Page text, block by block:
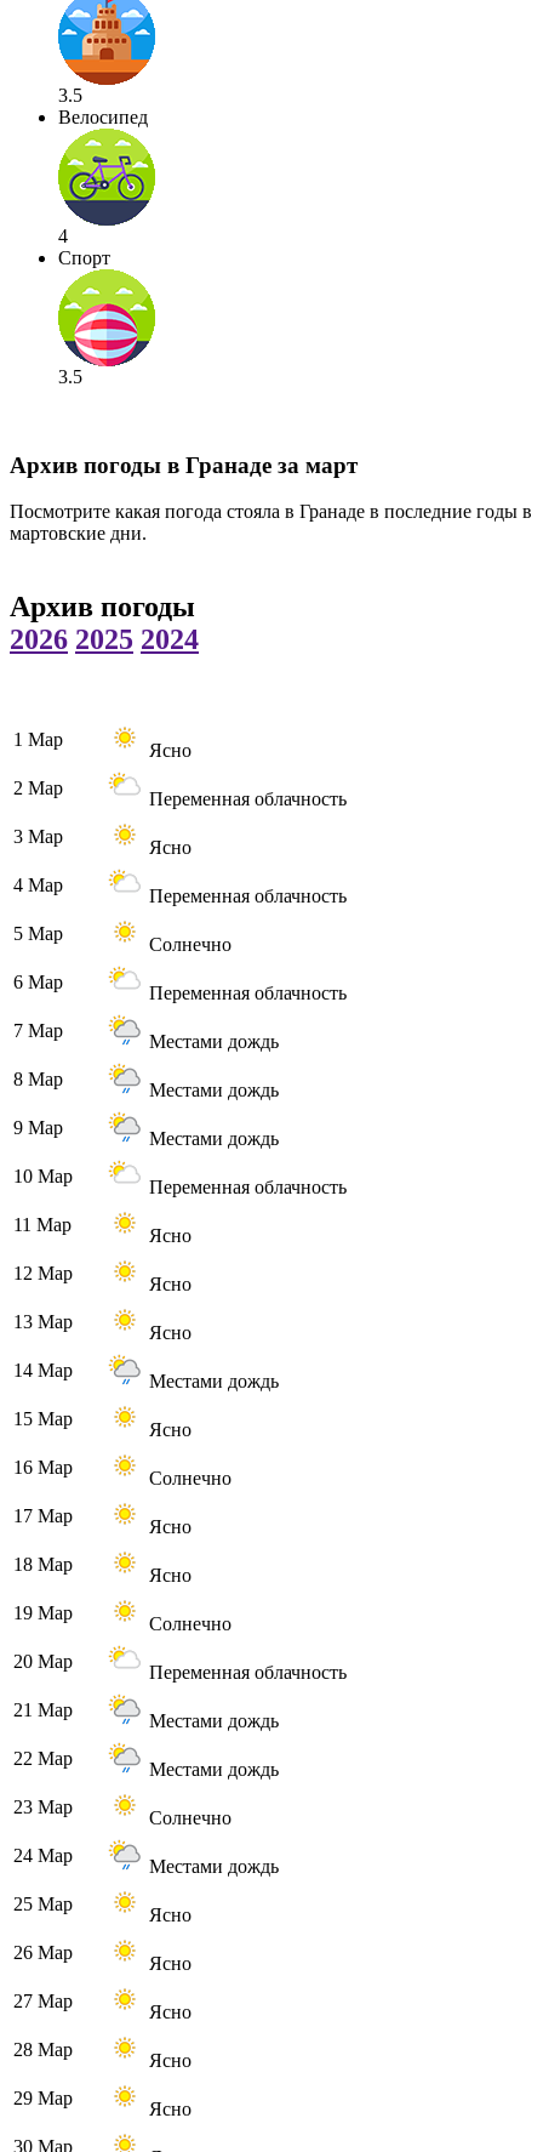
3.5
Велосипед
4
Спорт
3.5
Архив погоды в Гранаде за март
Посмотрите какая погода стояла в Гранаде в последние годы в
мартовские дни.
Архив погоды
2026 2025 2024
1 Мар
Ясно
2 Мар
Переменная облачность
3 Мар
Ясно
4 Мар
Переменная облачность
5 Мар
Солнечно
6 Мар
Переменная облачность
7 Мар
Местами дождь
8 Мар
Местами дождь
9 Мар
Местами дождь
10 Мар
Переменная облачность
11 Мар
Ясно
12 Мар
Ясно
13 Мар
Ясно
14 Мар
Местами дождь
15 Мар
Ясно
16 Мар
Солнечно
17 Мар
Ясно
18 Мар
Ясно
19 Мар
Солнечно
20 Мар
Переменная облачность
21 Мар
Местами дождь
22 Мар
Местами дождь
23 Мар
Солнечно
24 Мар
Местами дождь
25 Мар
Ясно
26 Мар
Ясно
27 Мар
Ясно
28 Мар
Ясно
29 Мар
Ясно
30 Мар